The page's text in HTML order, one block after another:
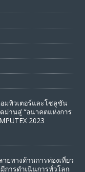
อมพิวเตอร์และโซลูชัน
ม่านสู่ “อนาคตแห่งการ
2023
ยทางด้านการท่องเที่ยว
มีการดำเนินการทั่วโลก